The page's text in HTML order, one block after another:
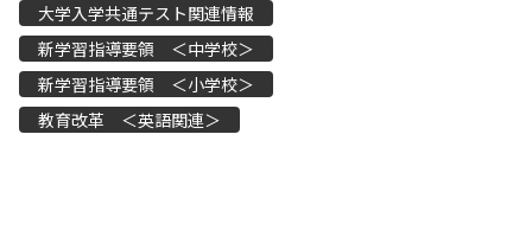
大学入学共通テスト関連情報
新学習指導要領 ＜中学校＞
新学習指導要領 ＜小学校＞
教育改革 ＜英語関連＞